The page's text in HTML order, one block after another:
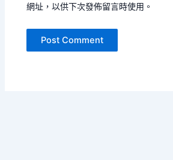
網址，以供下次發佈留言時使用。